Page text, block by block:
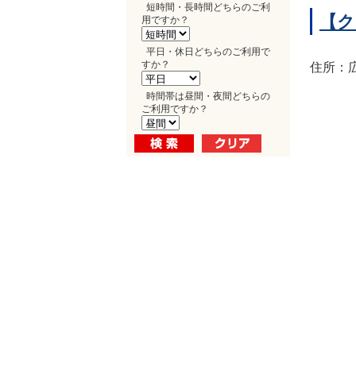
短時間・長時間どちらのご利
用ですか？
平日・休日どちらのご利用で
すか？
時間帯は昼間・夜間どちらの
ご利用ですか？
【
住所：